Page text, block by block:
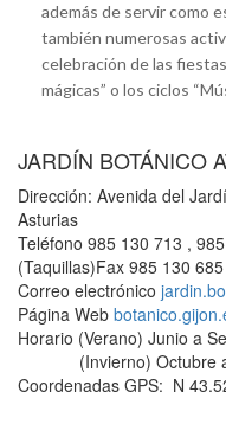
además de servir como
también numerosas
celebración de las
mágicas” o los ciclos
JARDÍN BOTÁNICO
Dirección: Avenida del
Asturias
Teléfono 985 130 713 ,
(Taquillas)Fax 985 130 685
Correo electrónico
Página Web
Horario (Verano) Junio a
(Invierno) Octubre a
Coordenadas GPS: N